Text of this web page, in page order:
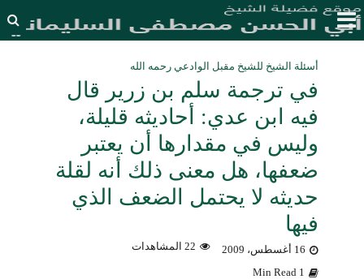
أسئلة الشيخ للشيخ مقبل الوادعي رحمه الله
في ترجمة سلم بن زرير قال
فيه ابن عدي: أحاديثه قليلة،
وليس في مقدارها أن يعتبر
ضعفها، هل معنى ذلك أنه لقلة
حديثه لا يحتمل الضعف الذي
فيها
16 أغسطس، 2009 22 المشاهدات
1 Min Read